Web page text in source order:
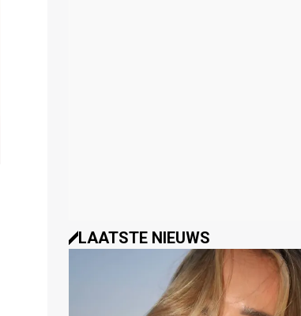
LAATSTE NIEUWS